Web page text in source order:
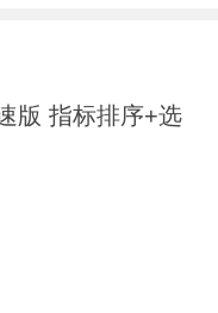
版 指标排序+选